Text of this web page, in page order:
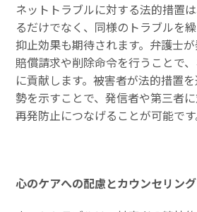
ネットトラブルに対する法的措置
るだけでなく、同様のトラブルを
抑止効果も期待されます。弁護士
賠償請求や削除命令を行うことで
に貢献します。被害者が法的措置
勢を示すことで、発信者や第三者に
再発防止につなげることが可能です
心のケアへの配慮とカウンセリング